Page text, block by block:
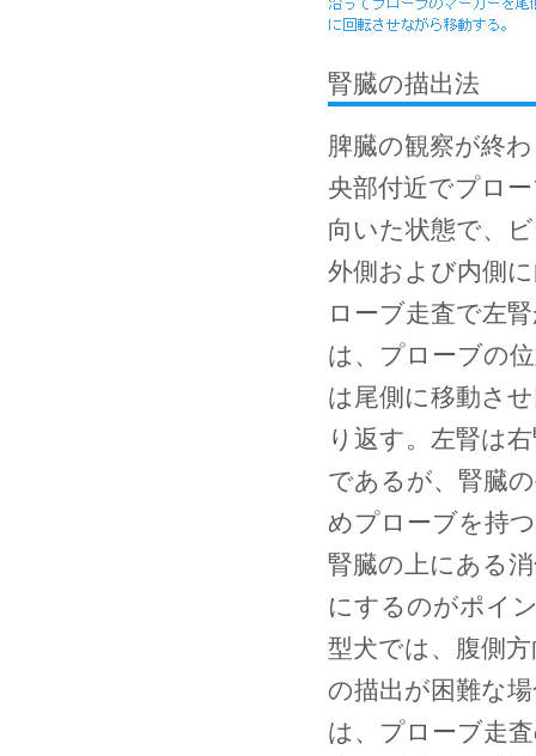
腎臓の描出法
脾臓の観察が終
央部付近でプロ
向いた状態で、
外側および内側
ローブ走査で左
は、プローブの
は尾側に移動さ
り返す。左腎は
であるが、腎臓
めプローブを持
腎臓の上にある
にするのがポイ
型犬では、腹側
の描出が困難な
は、プローブ走